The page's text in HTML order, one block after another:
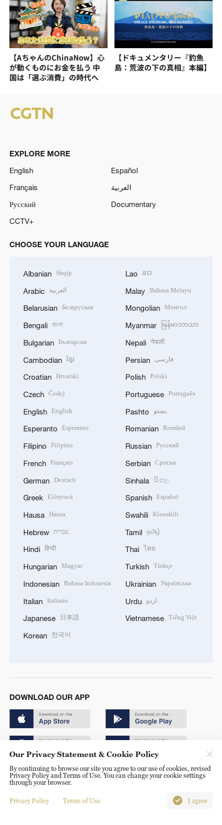
【AちゃんのChinaNow】心
が動くものにお金を払う 中
国は「選ぶ消費」の時代へ
【ドキュメンタリー『釣魚
島：荒波の下の真相』本編】
EXPLORE MORE
English
Español
Français
العربية
Русский
Documentary
CCTV+
CHOOSE YOUR LANGUAGE
Albanian Shqip
Arabic العربية
Belarusian Беларуская
Bengali বাংলা
Bulgarian Български
Cambodian ខ្មែរ
Croatian Hrvatski
Czech Český
English English
Esperanto Esperanto
Filipino Filipino
French Français
German Deutsch
Greek Ελληνικά
Hausa Hausa
Hebrew עברית
Hindi हिन्दी
Hungarian Magyar
Indonesian Bahasa Indonesia
Italian Italiano
Japanese 日本語
Korean 한국어
Lao ລາວ
Malay Bahasa Melayu
Mongolian Монгол
Myanmar မြန်မာဘာသာ
Nepali नेपाली
Persian فارسی
Polish Polski
Portuguese Português
Pashto پښتو
Romanian Română
Russian Русский
Serbian Српски
Sinhala සිංහල
Spanish Español
Swahili Kiswahili
Tamil தமிழ்
Thai ไทย
Turkish Türkçe
Ukrainian Українська
Urdu اردو
Vietnamese Tiếng Việt
DOWNLOAD OUR APP
Copyright © 2024 CGTN.
京ICP备20000184号
京公网安备 11010502050052号
Our Privacy Statement & Cookie Policy
By continuing to browse our site you agree to our use of cookies, revised
Privacy Policy and Terms of Use. You can change your cookie settings
through your browser.
Privacy Policy Terms of Use I agree